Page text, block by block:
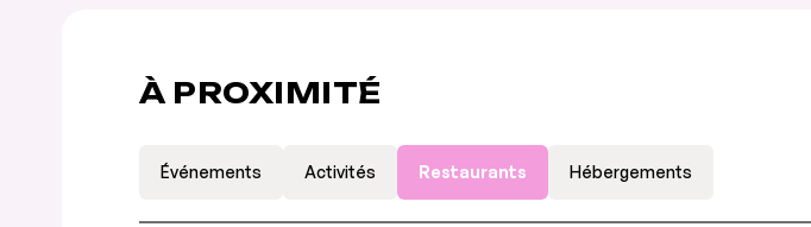
À PROXIMITÉ
Événements Activités Restaurants Hébergements